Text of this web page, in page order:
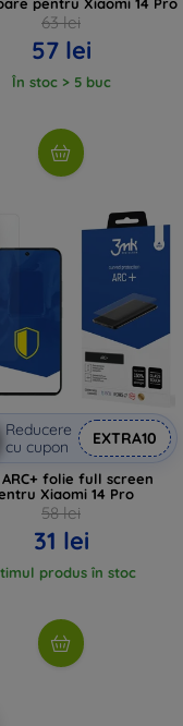
63 lei
57 lei
În stoc > 5 buc
Reducere
cu cupon
EXTRA10
ARC+ folie full screen
Xiaomi 14 Pro
58 lei
31 lei
produs în stoc